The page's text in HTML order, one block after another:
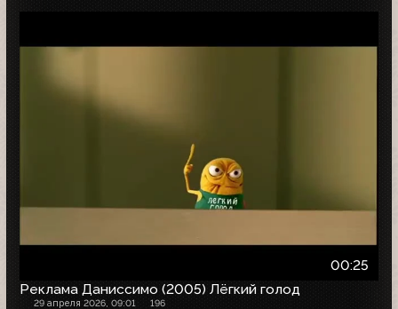
00:25
Реклама Даниссимо (2005) Лёгкий голод
29 апреля 2026, 09:01 196